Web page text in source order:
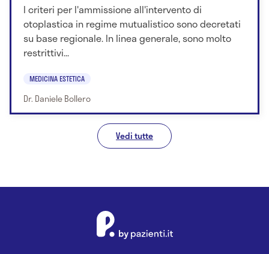
I criteri per l'ammissione all'intervento di
otoplastica in regime mutualistico sono decretati
su base regionale. In linea generale, sono molto
restrittivi...
MEDICINA ESTETICA
Dr. Daniele Bollero
Vedi tutte